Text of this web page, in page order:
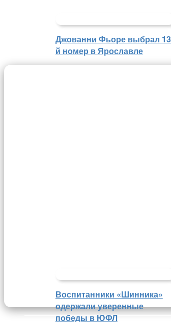
Джованни Фьоре выбрал
й номер в Ярославле
Воспитанники «Шинника»
одержали уверенные
победы в ЮФЛ